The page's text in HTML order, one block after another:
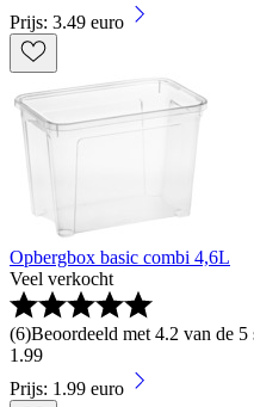
Prijs: 3.49 euro
Opbergbox basic combi 4,6L
Veel verkocht
(6)Beoordeeld met 4.2 van de
1 .99
Prijs: 1.99 euro